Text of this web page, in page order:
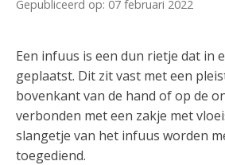
Gepubliceerd op: 07 februari 2022
Een infuus is een dun rietje dat in
geplaatst. Dit zit vast met een
bovenkant van de hand of op de
verbonden met een zakje met
slangetje van het infuus worden
toegediend.